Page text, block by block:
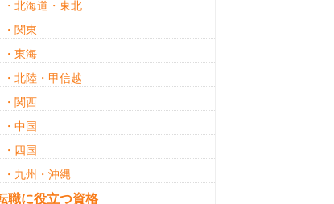
・北海道・東北
・関東
・東海
・北陸・甲信越
・関西
・中国
・四国
・九州・沖縄
職に役立つ資格